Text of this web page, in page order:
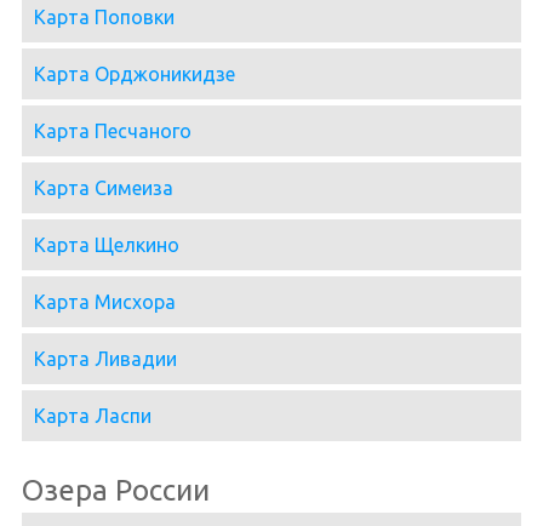
Карта Поповки
Карта Орджоникидзе
Карта Песчаного
Карта Симеиза
Карта Щелкино
Карта Мисхора
Карта Ливадии
Карта Ласпи
Озера России